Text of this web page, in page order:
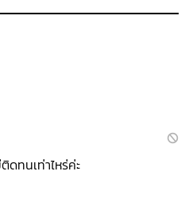
ดทนเท่าไหร่ค่ะ